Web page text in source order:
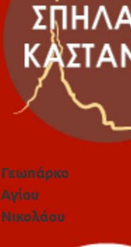
Γεωπάρκο
Αγίου
Νικολάου